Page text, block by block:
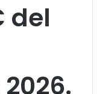
del